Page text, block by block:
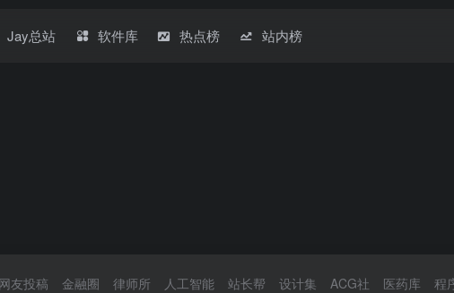
Jay总站 软件库 热点榜 站内榜
网友投稿 金融圈 律师所 人工智能 站长帮 设计集 ACG社 医药库 程